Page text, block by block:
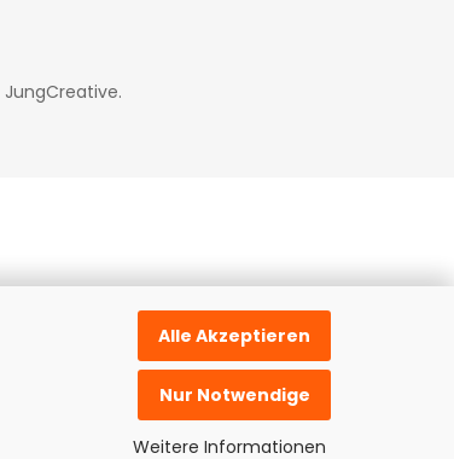
Alle Akzeptieren
Nur Notwendige
Weitere Informationen
JungCreative.